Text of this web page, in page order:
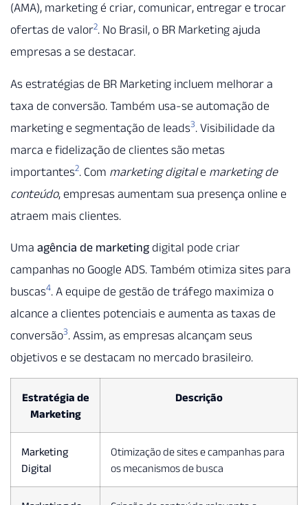
(AMA), marketing é criar, comunicar, entregar e trocar
ofertas de valor2. No Brasil, o BR Marketing ajuda
empresas a se destacar.
As estratégias de BR Marketing incluem melhorar a
taxa de conversão. Também usa-se automação de
marketing e segmentação de leads3. Visibilidade da
marca e fidelização de clientes são metas
importantes2. Com marketing digitale marketing de
conteúdo, empresas aumentam sua presença online e
atraem mais clientes.
Uma agência de marketingdigital pode criar
campanhas no Google ADS. Também otimiza sites para
buscas4. A equipe de gestão de tráfego maximiza o
alcance a clientes potenciais e aumenta as taxas de
conversão3. Assim, as empresas alcançam seus
objetivos e se destacam no mercado brasileiro.
Estratégia de
Marketing
Descrição
Marketing
Digital
Otimização de sites e campanhas para
os mecanismos de busca